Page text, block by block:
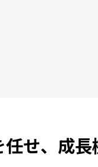
せ、成長